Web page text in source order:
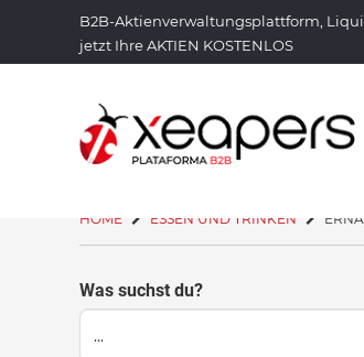
B2B-Aktienverwaltungsplattform,
jetzt Ihre AKTIEN KOSTENLOS
HOME ESSEN UND TRINKEN
Was suchst du?